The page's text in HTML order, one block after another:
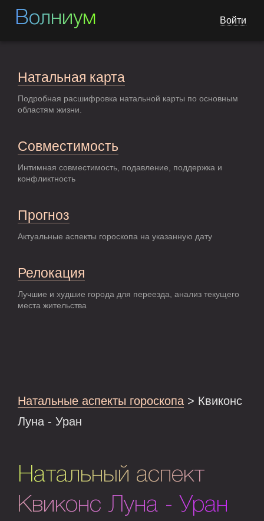
Волниум Войти
Натальная карта
Подробная расшифровка натальной карты по основным
областям жизни.
Совместимость
Интимная совместимость, подавление, поддержка и
конфликтность
Прогноз
Актуальные аспекты гороскопа на указанную дату
Релокация
Лучшие и худшие города для переезда, анализ текущего
места жительства
Натальные аспекты гороскопа > Квиконс
Луна - Уран
Натальный аспект
Квиконс Луна - Уран